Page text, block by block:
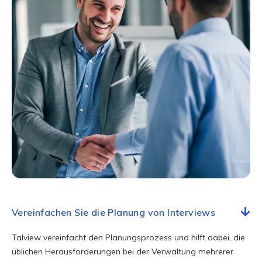
Vereinfachen Sie die Planung von Interviews
Talview vereinfacht den Planungsprozess und hilft dabei, die
üblichen Herausforderungen bei der Verwaltung mehrerer